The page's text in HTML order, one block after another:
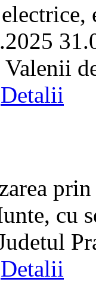
Detalii
cu
Detalii